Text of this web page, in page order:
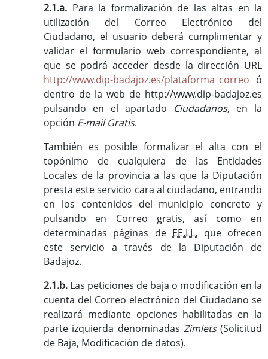
2.1.a. Para la formalización de las altas en la
utilización del Correo Electrónico del
Ciudadano, el usuario deberá cumplimentar y
validar el formulario web correspondiente, al
que se podrá acceder desde la dirección URL
http://www.dip-badajoz.es/plataforma_correo ó
dentro de la web de http://www.dip-badajoz.es
pulsando en el apartado Ciudadanos, en la
opción E-mail Gratis.
También es posible formalizar el alta con el
topónimo de cualquiera de las Entidades
Locales de la provincia a las que la Diputación
presta este servicio cara al ciudadano, entrando
en los contenidos del municipio concreto y
pulsando en Correo gratis, así como en
determinadas páginas de EE.LL. que ofrecen
este servicio a través de la Diputación de
Badajoz.
2.1.b. Las peticiones de baja o modificación en la
cuenta del Correo electrónico del Ciudadano se
realizará mediante opciones habilitadas en la
parte izquierda denominadas Zimlets(Solicitud
de Baja, Modificación de datos).